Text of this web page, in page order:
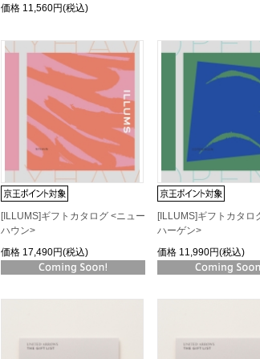
価格 11,560円(税込)
[ILLUMS]ギフトカタログ <ニュー
ハウン>
価格 17,490円(税込)
[ILLUMS]ギフトカタロ
ハーゲン>
価格 11,990円(税込)